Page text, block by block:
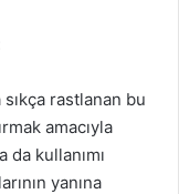
rastlanan bu
amacıyla
da kullanımı
yanına